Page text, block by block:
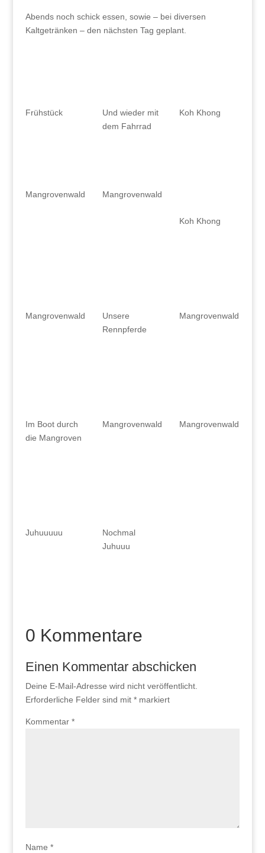
Abends noch schick essen, sowie – bei diversen
Kaltgetränken – den nächsten Tag geplant.
Frühstück
Und wieder mit
dem Fahrrad
Koh Khong
Mangrovenwald Mangrovenwald
Koh Khong
Mangrovenwald
Unsere
Rennpferde
Mangrovenwald
Im Boot durch
die Mangroven
Mangrovenwald Mangrovenwald
Juhuuuuu
Nochmal
Juhuuu
0 Kommentare
Einen Kommentar abschicken
Deine E-Mail-Adresse wird nicht veröffentlicht.
Erforderliche Felder sind mit *markiert
Kommentar *
Name *